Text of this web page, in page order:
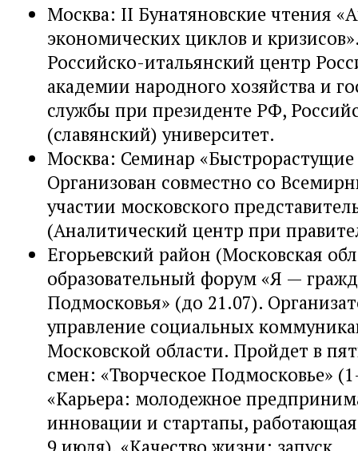
Москва: II Бунатяновские чтения
экономических циклов и
Российско-итальянский центр
академии народного хозяйства и
службы при президенте РФ,
(славянский) университет.
Москва: Семинар «Быстрорастущие
Организован совместно со
участии московского
(Аналитический центр при
Егорьевский район (Московская
образовательный форум «Я —
Подмосковья» (до 21.07).
управление социальных
Московской области. Пройдет в
смен: «Творческое Подмосковье»
«Карьера: молодежное
инновации и стартапы,
9 июля), «Качество жизни: запуск